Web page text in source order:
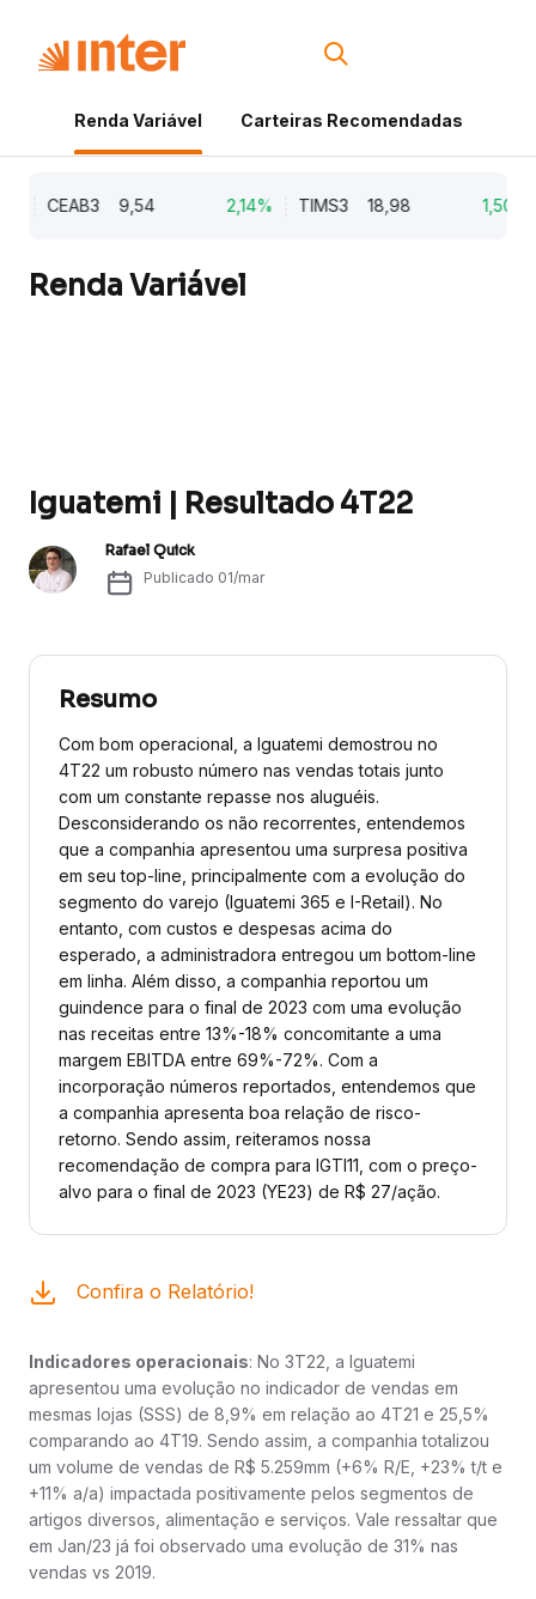
Renda Variável Carteiras Recomendadas
CEAB3 9,54 2,14% TIMS3 18,98 1,50%
Renda Variável
Iguatemi | Resultado 4T22
Rafael Quick
Publicado 01/mar
Resumo
Com bom operacional, a Iguatemi demostrou no
4T22 um robusto número nas vendas totais junto
com um constante repasse nos aluguéis.
Desconsiderando os não recorrentes, entendemos
que a companhia apresentou uma surpresa positiva
em seu top-line, principalmente com a evolução do
segmento do varejo (Iguatemi 365 e I-Retail). No
entanto, com custos e despesas acima do
esperado, a administradora entregou um bottom-line
em linha. Além disso, a companhia reportou um
guindence para o final de 2023 com uma evolução
nas receitas entre 13%-18% concomitante a uma
margem EBITDA entre 69%-72%. Com a
incorporação números reportados, entendemos que
a companhia apresenta boa relação de risco-
retorno. Sendo assim, reiteramos nossa
recomendação de compra para IGTI11, com o preço-
alvo para o final de 2023 (YE23) de R$ 27/ação.
Confira o Relatório!
Indicadores operacionais: No 3T22, a Iguatemi
apresentou uma evolução no indicador de vendas em
mesmas lojas (SSS) de 8,9% em relação ao 4T21 e 25,5%
comparando ao 4T19. Sendo assim, a companhia totalizou
um volume de vendas de R$ 5.259mm (+6% R/E, +23% t/t e
+11% a/a) impactada positivamente pelos segmentos de
artigos diversos, alimentação e serviços. Vale ressaltar que
em Jan/23 já foi observado uma evolução de 31% nas
vendas vs 2019.